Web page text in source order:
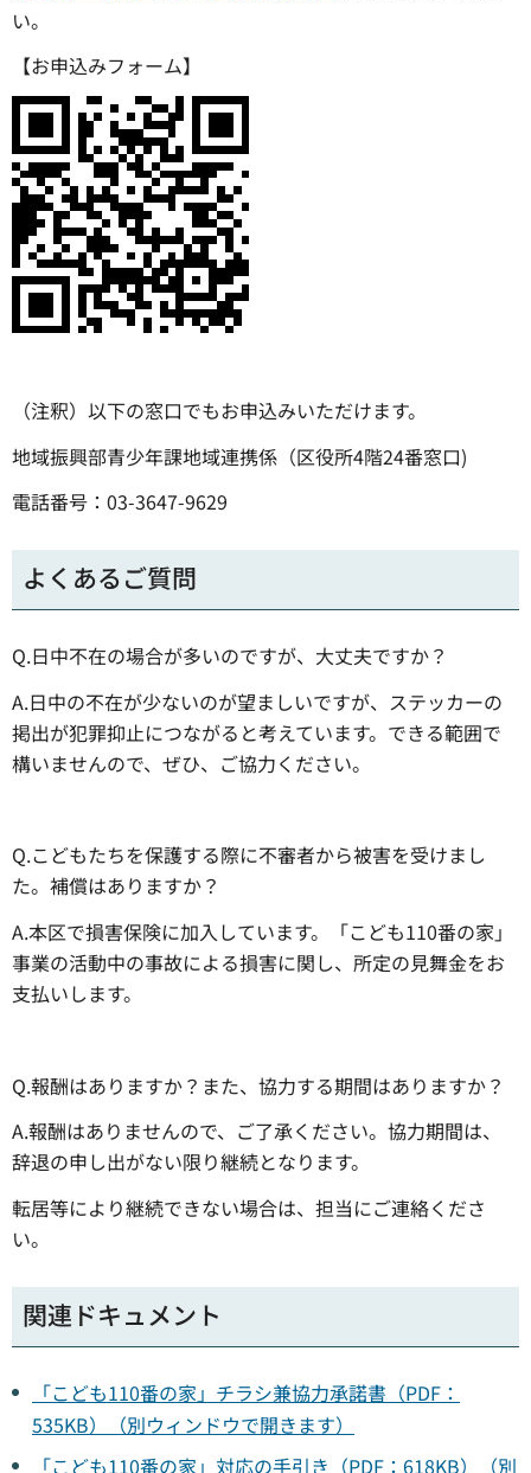
い。
【お申込みフォーム】
（注釈）以下の窓口でもお申込みいただけます。
地域振興部青少年課地域連携係（区役所4階24番窓口)
電話番号：03-3647-9629
よくあるご質問
Q.日中不在の場合が多いのですが、大丈夫ですか？
A.日中の不在が少ないのが望ましいですが、ステッカーの
掲出が犯罪抑止につながると考えています。できる範囲で
構いませんので、ぜひ、ご協力ください。
Q.こどもたちを保護する際に不審者から被害を受けまし
た。補償はありますか？
A.本区で損害保険に加入しています。「こども110番の家」
事業の活動中の事故による損害に関し、所定の見舞金をお
支払いします。
Q.報酬はありますか？また、協力する期間はありますか？
A.報酬はありませんので、ご了承ください。協力期間は、
辞退の申し出がない限り継続となります。
転居等により継続できない場合は、担当にご連絡くださ
い。
関連ドキュメント
「こども110番の家」チラシ兼協力承諾書（PDF：
535KB）（別ウィンドウで開きます）
「こども110番の家」対応の手引き（PDF：618KB）（別